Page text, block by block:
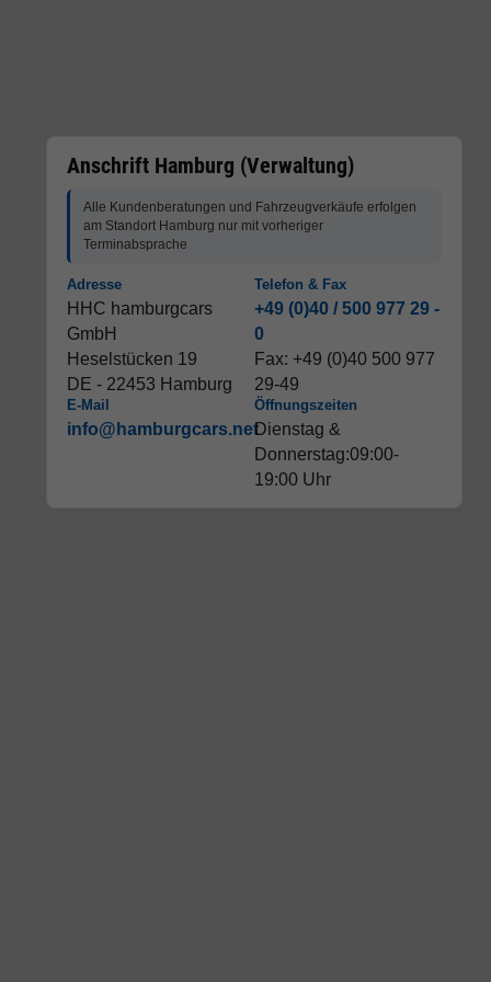
Anschrift Hamburg (Verwaltung)
Alle Kundenberatungen und Fahrzeugverkäufe erfolgen
am Standort Hamburg nur mit vorheriger
Terminabsprache
Adresse
HHC hamburgcars
GmbH
Heselstücken 19
DE - 22453 Hamburg
Telefon & Fax
+49 (0)40 / 500 977 29 -
0
Fax: +49 (0)40 500 977
29-49
E-Mail
info@hamburgcars.net
Öffnungszeiten
Dienstag &
Donnerstag:09:00-
19:00 Uhr